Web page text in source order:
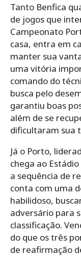
Tanto Benfica
de jogos que
Campeonato
casa, entra em
manter sua
uma vitória
comando do
busca pelo
garantiu boas
além de se
dificultaram sua
Já o Porto,
chega ao
a sequência de
conta com uma
habilidoso,
adversário para
classificação.
do que os três
de reafirmação